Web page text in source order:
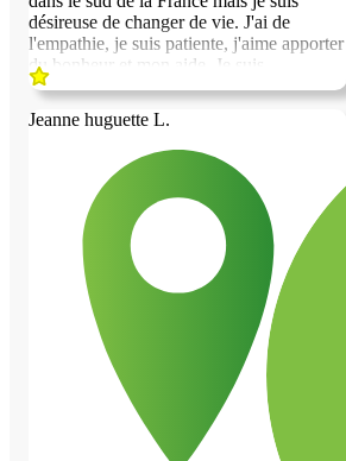
désireuse de changer de vie. J'ai de
l'empathie, je suis patiente, j'aime apporter
du bonheur et mon aide. Je suis
polyvalente, j'aime les animaux, je suis
bavarde et m'intéresse à énormément de
sujet. J'apprécie travailler auprès de
personnes âgées car elles ont du vécu et
du savoir. Je suis systématiquement
apprécié car je suis souriante et volontaire.
J'ai de bonnes manières et du respect. Je
suis également pédagogue et bienveillante.
J'espère avoir le privilège d'être choisie
pour vivre à vos côtés. Au plaisir de faire
votre connaissance.
Jeanne huguette L.